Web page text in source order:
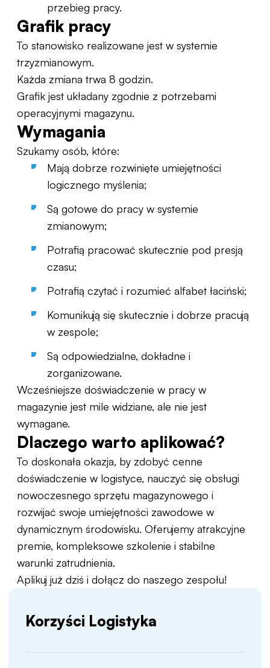
przebieg pracy.
Grafik pracy
To stanowisko realizowane jest w systemie
trzyzmianowym.
Każda zmiana trwa 8 godzin.
Grafik jest układany zgodnie z potrzebami
operacyjnymi magazynu.
Wymagania
Szukamy osób, które:
Mają dobrze rozwinięte umiejętności
logicznego myślenia;
Są gotowe do pracy w systemie
zmianowym;
Potrafią pracować skutecznie pod presją
czasu;
Potrafią czytać i rozumieć alfabet łaciński;
Komunikują się skutecznie i dobrze pracują
w zespole;
Są odpowiedzialne, dokładne i
zorganizowane.
Wcześniejsze doświadczenie w pracy w
magazynie jest mile widziane, ale nie jest
wymagane.
Dlaczego warto aplikować?
To doskonała okazja, by zdobyć cenne
doświadczenie w logistyce, nauczyć się obsługi
nowoczesnego sprzętu magazynowego i
rozwijać swoje umiejętności zawodowe w
dynamicznym środowisku. Oferujemy atrakcyjne
premie, kompleksowe szkolenie i stabilne
warunki zatrudnienia.
Aplikuj już dziś i dołącz do naszego zespołu!
Korzyści Logistyka